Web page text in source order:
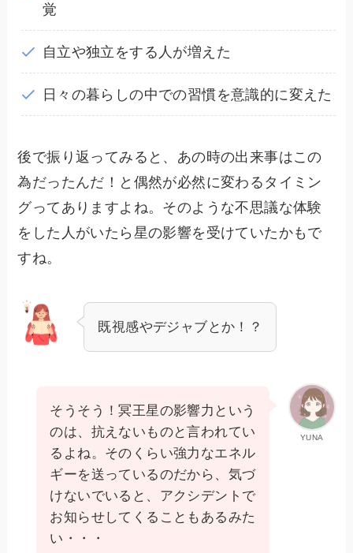
覚
自立や独立をする人が増えた
日々の暮らしの中での習慣を意識的に変えた
後で振り返ってみると、あの時の出来事はこの
為だったんだ！と偶然が必然に変わるタイミン
グってありますよね。そのような不思議な体験
をした人がいたら星の影響を受けていたかもで
すね。
既視感やデジャブとか！？
YUNA
そうそう！冥王星の影響力という
のは、抗えないものと言われてい
るよね。そのくらい強力なエネル
ギーを送っているのだから、気づ
けないでいると、アクシデントで
お知らせしてくることもあるみた
い・・・